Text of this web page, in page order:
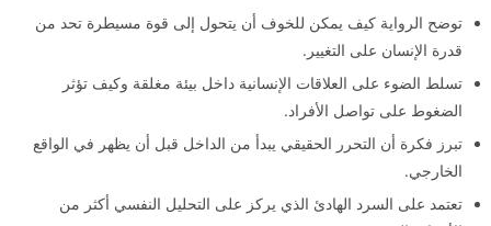
توضح الرواية كيف يمكن للخوف أن يتحول إلى قوة مسيطرة تحد من
قدرة الإنسان على التغيير.
تسلط الضوء على العلاقات الإنسانية داخل بيئة مغلقة وكيف تؤثر
الضغوط على تواصل الأفراد.
تبرز فكرة أن التحرر الحقيقي يبدأ من الداخل قبل أن يظهر في الواقع
الخارجي.
تعتمد على السرد الهادئ الذي يركز على التحليل النفسي أكثر من